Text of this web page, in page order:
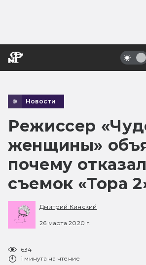
Новости
Режиссер
женщины»
почему
съемок «Тора
Дмитрий Кинский
26 марта 2020 г.
634
1 минута на чтение